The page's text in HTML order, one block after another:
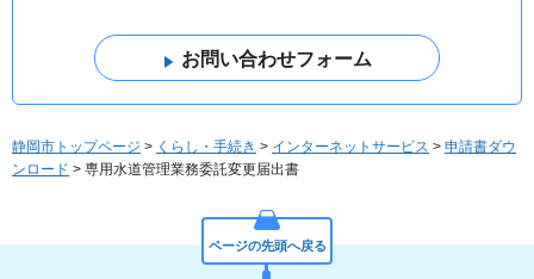
静岡市トップページ > くらし・手続き > インターネットサービス > 申請書ダウ
ンロード > 専用水道管理業務委託変更届出書
ページの先頭へ戻る